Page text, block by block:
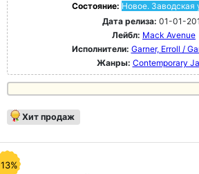
Состояние: Новое. Заводская
Дата релиза: 01-01-
Лейбл: Mack Avenue
Исполнители: Garner, Erroll /
Жанры: Contemporary
Хит продаж